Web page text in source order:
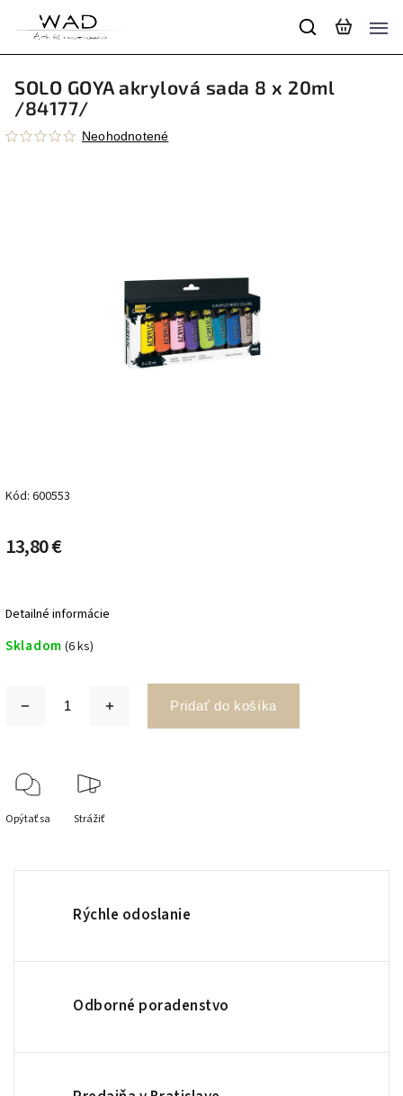
SOLO GOYA akrylová sada 8 x 20ml
/84177/
Neohodnotené
Kód: 600553
13,80 €
Skladom (6 ks)
Pridať do košíka
Detailné informácie
Opýtať sa Strážiť
Rýchle odoslanie
Odborné poradenstvo